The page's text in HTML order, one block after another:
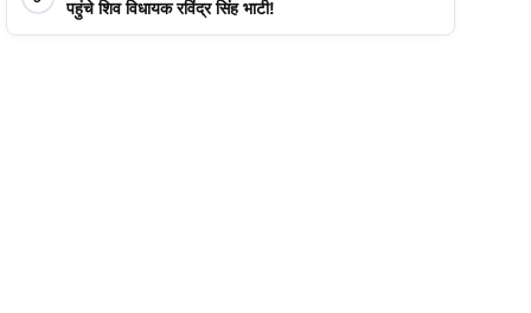
पहुंचे शिव विधायक रविंद्र सिंह भाटी!